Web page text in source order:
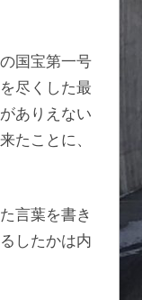
国宝第一号
尽くした最
ありえない
たことに、
言葉を書き
したかは内